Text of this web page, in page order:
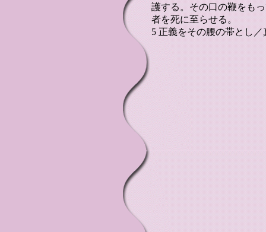
護する。その口の鞭をも
者を死に至らせる。
5 正義をその腰の帯とし